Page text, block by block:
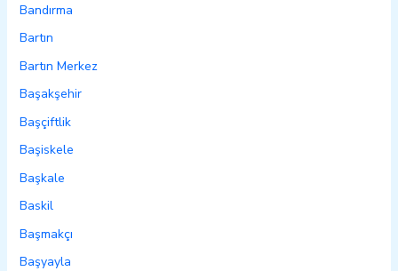
Bandırma
Bartın
Bartın Merkez
Başakşehir
Başçiftlik
Başiskele
Başkale
Baskil
Başmakçı
Başyayla